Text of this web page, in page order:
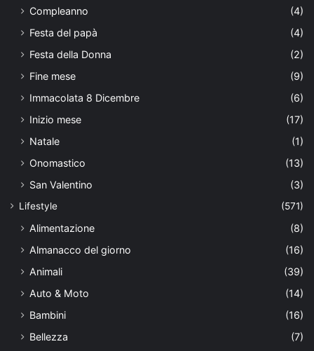
Compleanno
(4)
Festa del papà
(4)
Festa della Donna
(2)
Fine mese
(9)
Immacolata 8 Dicembre
(6)
Inizio mese
(17)
Natale
(1)
Onomastico
(13)
San Valentino
(3)
Lifestyle (571)
Alimentazione
(8)
Almanacco del giorno
(16)
Animali
(39)
Auto & Moto
(14)
Bambini
(16)
Bellezza
(7)